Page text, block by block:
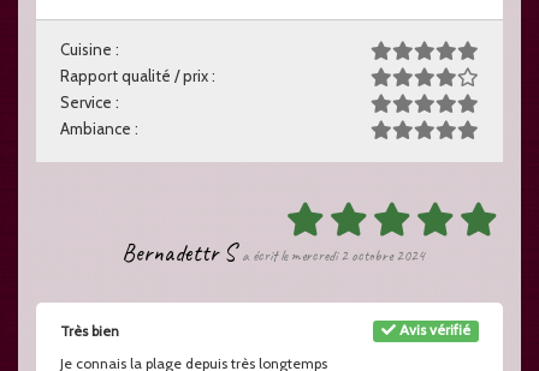
Cuisine :
Rapport qualité / prix :
Service :
Ambiance :
Bernadettr S a écrit le mercredi 2 octobre 2024
Avis vérifié
Très bien
Je connais la plage depuis très longtemps